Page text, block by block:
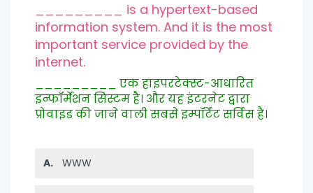
_________ is a hypertext-based
information system. And it is the most
important service provided by the
internet.
_________ एक हाइपरटेक्स्ट-आधारित
इन्फॉर्मेशन सिस्टम है। और यह इंटरनेट द्वारा
प्रोवाइड की जाने वाली सबसे इम्पॉर्टेंट सर्विस है।
A. WWW